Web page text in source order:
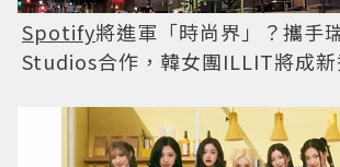
Spotify將進軍「時尚界」？攜手
Studios合作，韓女團ILLIT將成新